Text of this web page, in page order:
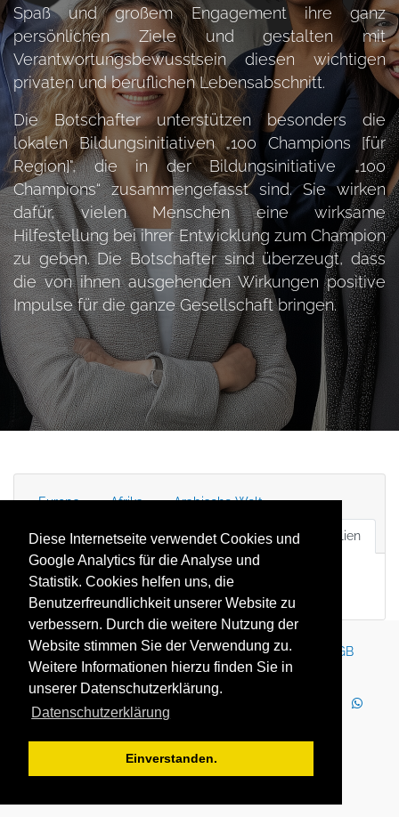
Diese Internetseite verwendet Cookies und
Google Analytics für die Analyse und
Statistik. Cookies helfen uns, die
Benutzerfreundlichkeit unserer Website zu
verbessern. Durch die weitere Nutzung der
Website stimmen Sie der Verwendung zu.
Weitere Informationen hierzu finden Sie in
unserer Datenschutzerklärung.
Datenschutzerklärung
Einverstanden.
Spaß und großem Engagement ihre ganz
persönlichen Ziele und gestalten mit
Verantwortungsbewusstsein diesen wichtigen
privaten und beruflichen Lebensabschnitt.
Die Botschafter unterstützen besonders die
lokalen Bildungsinitiativen „100 Champions [für
Region]", die in der Bildungsinitiative „100
Champions“ zusammengefasst sind. Sie wirken
dafür, vielen Menschen eine wirksame
Hilfestellung bei ihrer Entwicklung zum Champion
zu geben. Die Botschafter sind überzeugt, dass
die von ihnen ausgehenden Wirkungen positive
Impulse für die ganze Gesellschaft bringen.
Europa Afrika Arabische Welt
Lateinamerika Nordamerika Asien & Australien
Kontakt Impressum Newsletter Karriere
AGB
Datenschutz
Nutzungsbedingungen
WhatsApp
2025 Copyright © YOUTH GLOBE Europa GmbH